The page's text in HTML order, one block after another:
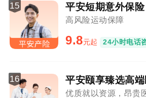
15 平安短期意外保险
高风险运动保障
9.8元起 24小时电话
16 平安颐享臻选高
优质就以资源，昂贵